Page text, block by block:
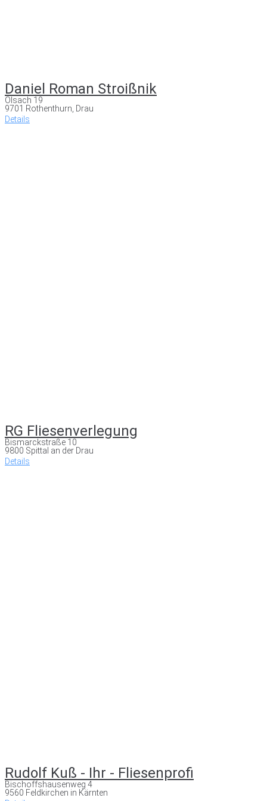
Daniel Roman Stroißnik
Olsach 19
9701 Rothenthurn, Drau
Details
RG Fliesenverlegung
Bismarckstraße 10
9800 Spittal an der Drau
Details
Rudolf Kuß - Ihr - Fliesenprofi
Bischoffshausenweg 4
9560 Feldkirchen in Kärnten